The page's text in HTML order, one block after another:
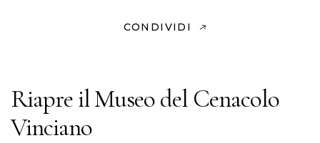
CONDIVIDI
Riapre il Museo del Cenacolo
Vinciano